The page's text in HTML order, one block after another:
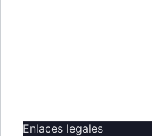
Enlaces legales